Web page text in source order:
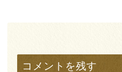
コメントを残す